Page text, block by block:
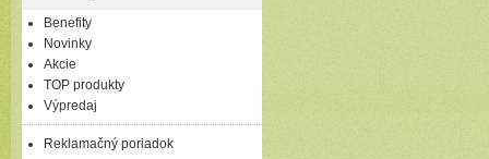
Benefity
Novinky
Akcie
TOP produkty
Výpredaj
Reklamačný poriadok